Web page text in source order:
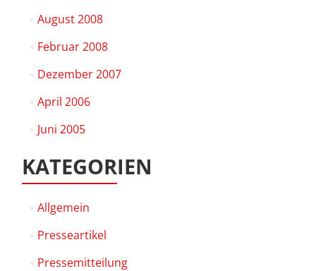
August 2008
Februar 2008
Dezember 2007
April 2006
Juni 2005
KATEGORIEN
Allgemein
Presseartikel
Pressemitteilung